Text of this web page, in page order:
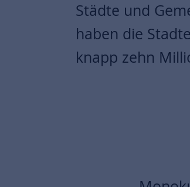
Städte und
haben die
knapp zehn